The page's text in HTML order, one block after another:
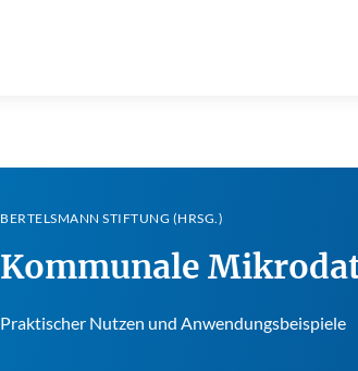
BERTELSMANN STIFTUNG (HRSG.)
Kommunale
Praktischer Nutzen und Anwendungsbeispiele